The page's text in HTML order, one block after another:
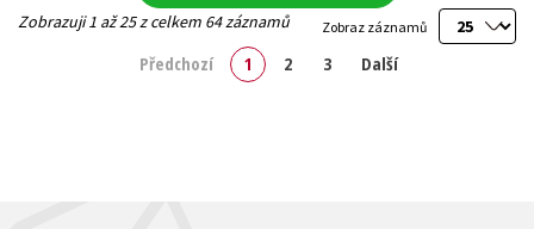
Zobraz záznamů
Zobrazuji 1 až 25 z celkem 64 záznamů
Předchozí 1 2 3 Další